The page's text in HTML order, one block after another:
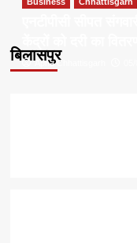
बिलासपुरApna Chhattisgarh